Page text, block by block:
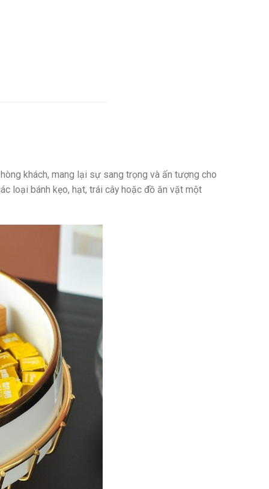
khách, mang lại sự sang trọng và ấn tượng cho
loại bánh kẹo, hạt, trái cây hoặc đồ ăn vặt một